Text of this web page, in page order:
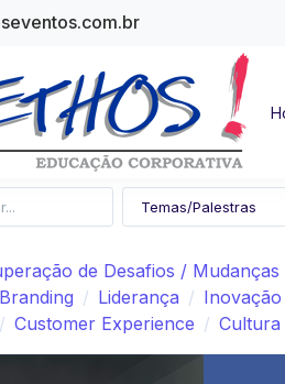
de Desafios / Mudanças
Liderança Inovação
Customer Experience Cultura